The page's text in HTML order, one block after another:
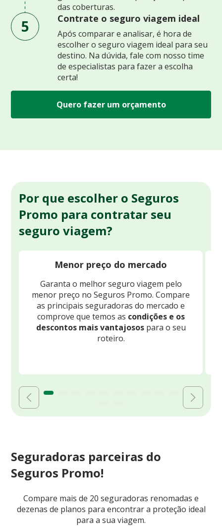
das coberturas.
5 Contrate o seguro viagem ideal
Após comparar e analisar, é hora de
escolher o seguro viagem ideal para seu
destino. Na dúvida, fale com nosso time
de especialistas para fazer a escolha
certa!
Quero fazer um orçamento
Por que escolher o Seguros
Promo para contratar seu
seguro viagem?
Menor preço do mercado
Garanta o melhor seguro viagem pelo
menor preço no Seguros Promo. Compare
as principais seguradoras do mercado e
comprove que temos as condições e os
descontos mais vantajosospara o seu
roteiro.
Seguradoras parceiras do
Seguros Promo!
Compare mais de 20 seguradoras renomadas e
dezenas de planos para encontrar a proteção ideal
para a sua viagem.